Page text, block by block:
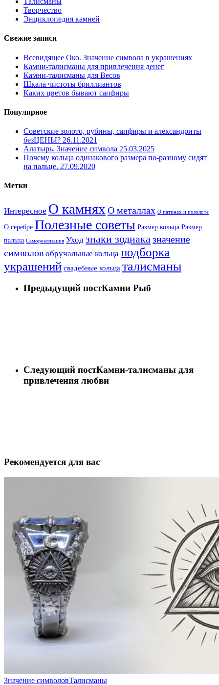
Творчество
Энциклопедия камней
Свежие записи
Всевидящее Око. Значение символа в украшениях
Камни-талисманы для привлечения денег
Камни-талисманы для Весов
Шкала чистоты бриллиантов
Каких цветов бывают сапфиры
Популярное
Советские золото, рубины, сапфиры и александриты
безЦЕНЫ? 26.11.2021
Алатырь. Значение символа 25.03.2025
Почему кольца одинакового размера по-разному сидят
на пальце. 27.09.2020
Метки
Интересное О камнях О металлах О патинах и позолоте
О серебре Полезные советы Размер кольца Размер
пальца Самореализация Уход знаки зодиака значение
символов обручальные кольца подборка
украшений свадебные кольца талисманы
Предыдущий постКамни Рыб
Следующий постКамни-талисманы для
привлечения любви
Рекомендуется для вас
Значение символовТалисманы